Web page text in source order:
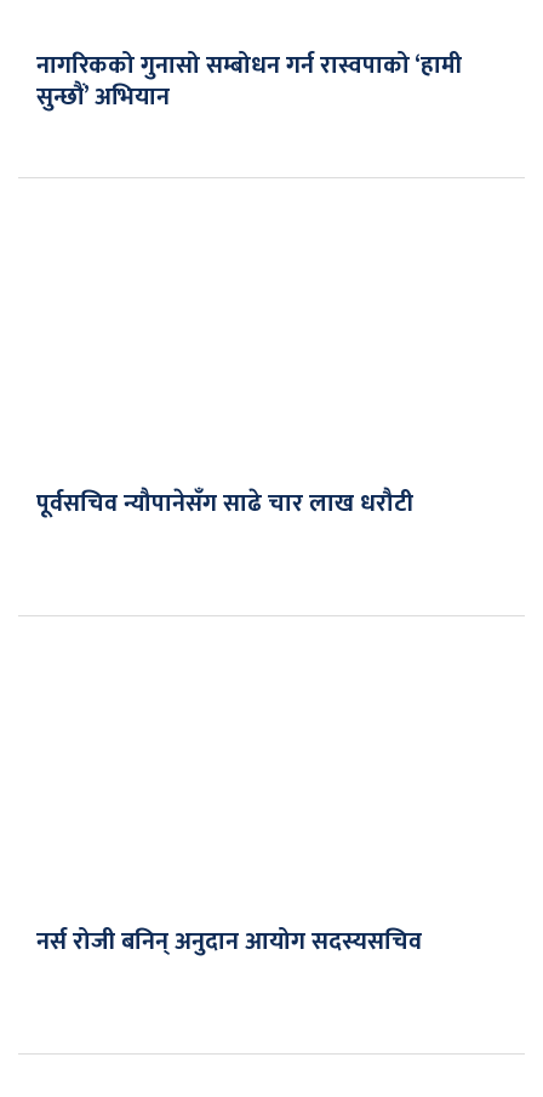
नागरिकको गुनासो सम्बोधन गर्न रास्वपाको ‘हामी
सुन्छौं’ अभियान
पूर्वसचिव न्यौपानेसँग साढे चार लाख धरौटी
नर्स रोजी बनिन् अनुदान आयोग सदस्यसचिव